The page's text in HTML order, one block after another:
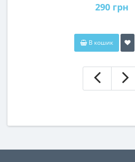
290 грн
В кошик